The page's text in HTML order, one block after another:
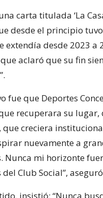
carta titulada ‘La
desde el principio
extendía desde 2023 a
aclaró que su fin
fue que Deportes
recuperara su lugar,
que creciera
nuevamente a
Nunca mi horizonte
Club Social”,